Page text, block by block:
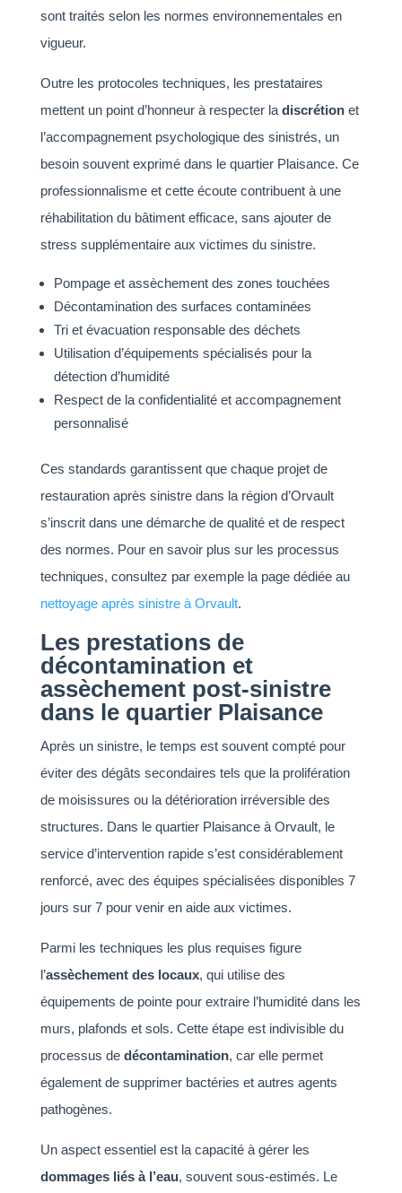
sont traités selon les normes environnementales en
vigueur.
Outre les protocoles techniques, les prestataires
mettent un point d’honneur à respecter la discrétionet
l’accompagnement psychologique des sinistrés, un
besoin souvent exprimé dans le quartier Plaisance. Ce
professionnalisme et cette écoute contribuent à une
réhabilitation du bâtiment efficace, sans ajouter de
stress supplémentaire aux victimes du sinistre.
Pompage et assèchement des zones touchées
Décontamination des surfaces contaminées
Tri et évacuation responsable des déchets
Utilisation d’équipements spécialisés pour la
détection d’humidité
Respect de la confidentialité et accompagnement
personnalisé
Ces standards garantissent que chaque projet de
restauration après sinistre dans la région d’Orvault
s’inscrit dans une démarche de qualité et de respect
des normes. Pour en savoir plus sur les processus
techniques, consultez par exemple la page dédiée au
nettoyage après sinistre à Orvault.
Les prestations de
décontamination et
assèchement post-sinistre
dans le quartier Plaisance
Après un sinistre, le temps est souvent compté pour
éviter des dégâts secondaires tels que la prolifération
de moisissures ou la détérioration irréversible des
structures. Dans le quartier Plaisance à Orvault, le
service d’intervention rapide s’est considérablement
renforcé, avec des équipes spécialisées disponibles 7
jours sur 7 pour venir en aide aux victimes.
Parmi les techniques les plus requises figure
l’assèchement des locaux, qui utilise des
équipements de pointe pour extraire l’humidité dans les
murs, plafonds et sols. Cette étape est indivisible du
processus de décontamination, car elle permet
également de supprimer bactéries et autres agents
pathogènes.
Un aspect essentiel est la capacité à gérer les
dommages liés à l’eau, souvent sous-estimés. Le